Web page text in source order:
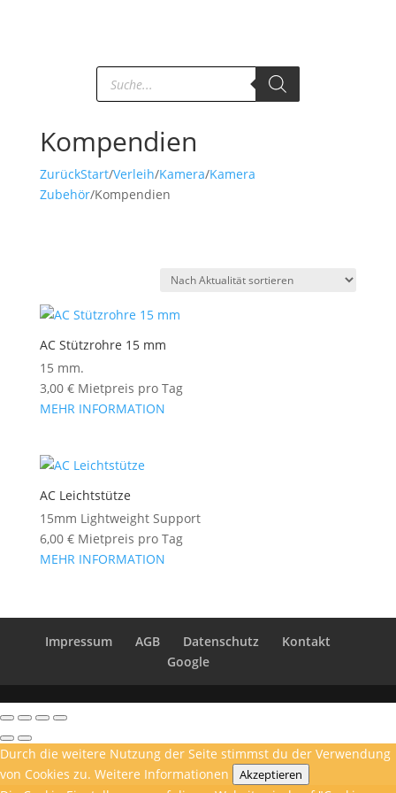
Products
search
Kompendien
ZurückStart/Verleih/Kamera/Kamera
Zubehör/Kompendien
AC Stützrohre 15 mm
15 mm.
3,00 €Mietpreis pro Tag
MEHR INFORMATION
AC Leichtstütze
15mm Lightweight Support
6,00 €Mietpreis pro Tag
MEHR INFORMATION
Impressum AGB Datenschutz
Kontakt
Google
Durch die weitere Nutzung der Seite stimmst du der Verwendung
von Cookies zu. Weitere Informationen Akzeptieren